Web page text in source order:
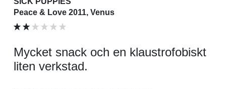
Peace & Love 2011, Venus
Mycket snack och en klaustrofobiskt
liten verkstad.